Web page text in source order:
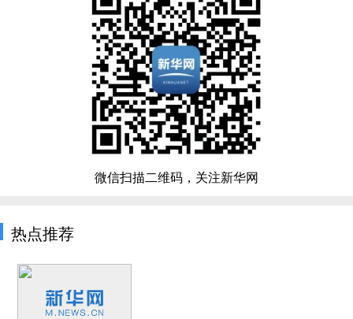
微信扫描二维码，关注新华网
热点推荐